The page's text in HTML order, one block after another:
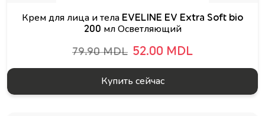
Крем для лица и тела EVELINE EV Extra Soft bio
200 мл Осветляющий
79.90 MDL 52.00 MDL
Купить сейчас